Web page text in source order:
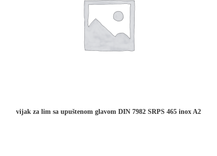
vijak za lim sa upuštenom glavom DIN 7982 SRPS 465 inox A2